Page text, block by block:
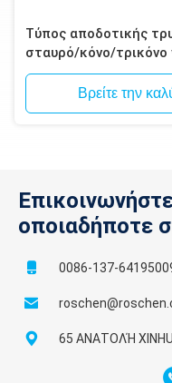
Τύπος αποδοτικής
σταυρό/κόνο/τρικόνο
σφυρί
Βρείτε την
οποιαδήποτε
0086-137-
65 ΑΝΑΤΟΛΉ